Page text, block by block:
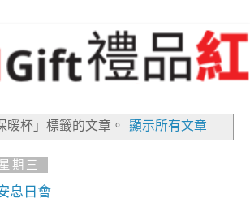
暖杯」 標籤的文章。 顯示所有文章
期三
息日會